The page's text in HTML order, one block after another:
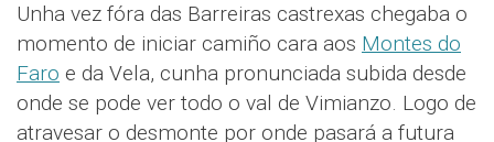
Unha vez fóra das Barreiras castrexas chegaba o
momento de iniciar camiño cara aos Montes do
Faro e da Vela, cunha pronunciada subida desde
onde se pode ver todo o val de Vimianzo. Logo de
atravesar o desmonte por onde pasará a futura